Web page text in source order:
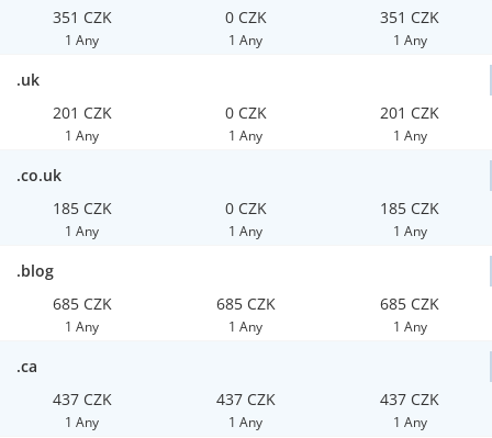
351 CZK
1 Any
0 CZK
1 Any
351 CZK
1 Any
.uk
201 CZK
1 Any
0 CZK
1 Any
201 CZK
1 Any
.co.uk
185 CZK
1 Any
0 CZK
1 Any
185 CZK
1 Any
.blog
685 CZK
1 Any
685 CZK
1 Any
685 CZK
1 Any
.ca
437 CZK
1 Any
437 CZK
1 Any
437 CZK
1 Any